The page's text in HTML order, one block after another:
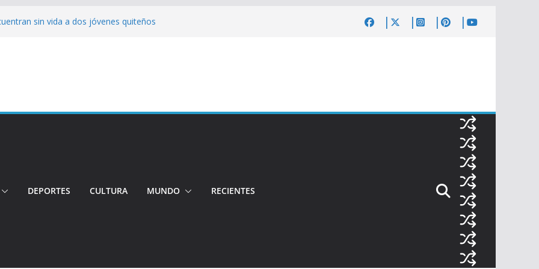
sin vida a dos jóvenes quiteños
irregulares fueron incinerados para
ecuatorianos
mayor murió atropellado en el sur
DEPORTES CULTURA MUNDO RECIENTES